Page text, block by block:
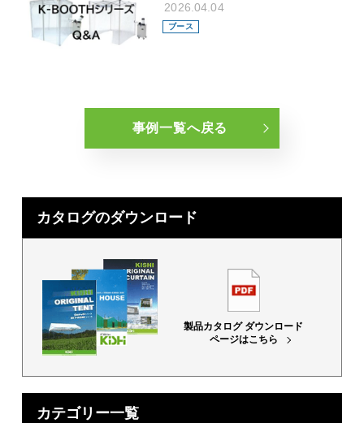
2026.04.04
ブース
事例一覧へ戻る
カタログのダウンロード
製品カタログ ダウンロード
ページはこちら
カテゴリー一覧